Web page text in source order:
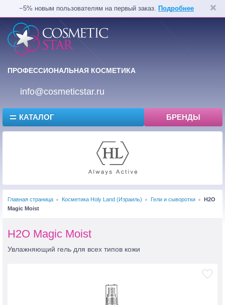
−5% новым пользователям на первый заказ. Подробнее
ПРОФЕССИОНАЛЬНАЯ КОСМЕТИКА
info@cosmeticstar.ru
КАТАЛОГ БРЕНДЫ
Главная страница Косметика Holy Land (Израиль) Гели и сыворотки
H2O
Magic Moist
H2O Magic Moist
Увлажняющий гель для всех типов кожи